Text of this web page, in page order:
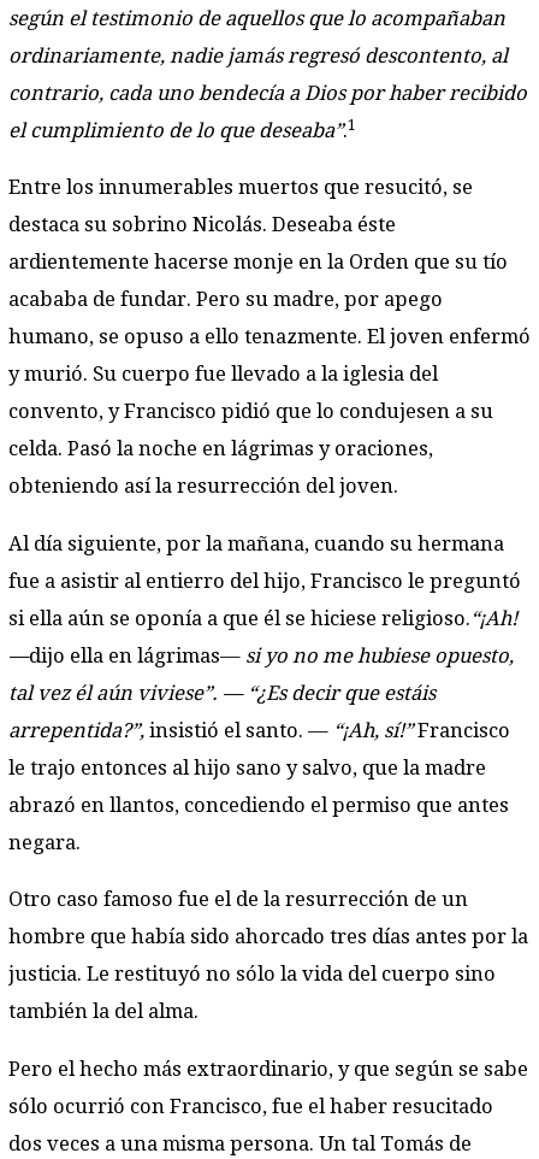
según el testimonio de aquellos que lo acompañaban
ordinariamente, nadie jamás regresó descontento, al
contrario, cada uno bendecía a Dios por haber recibido
el cumplimiento de lo que deseaba”.1
Entre los innumerables muertos que resucitó, se
destaca su sobrino Nicolás. Deseaba éste
ardientemente hacerse monje en la Orden que su tío
acababa de fundar. Pero su madre, por apego
humano, se opuso a ello tenazmente. El joven enfermó
y murió. Su cuerpo fue llevado a la iglesia del
convento, y Francisco pidió que lo condujesen a su
celda. Pasó la noche en lágrimas y oraciones,
obteniendo así la resurrección del joven.
Al día siguiente, por la mañana, cuando su hermana
fue a asistir al entierro del hijo, Francisco le preguntó
si ella aún se oponía a que él se hiciese religioso. “¡Ah!
—dijo ella en lágrimas— si yo no me hubiese opuesto,
tal vez él aún viviese”. — “¿Es decir que estáis
arrepentida?”, insistió el santo. — “¡Ah, sí!”Francisco
le trajo entonces al hijo sano y salvo, que la madre
abrazó en llantos, concediendo el permiso que antes
negara.
Otro caso famoso fue el de la resurrección de un
hombre que había sido ahorcado tres días antes por la
justicia. Le restituyó no sólo la vida del cuerpo sino
también la del alma.
Pero el hecho más extraordinario, y que según se sabe
sólo ocurrió con Francisco, fue el haber resucitado
dos veces a una misma persona. Un tal Tomás de